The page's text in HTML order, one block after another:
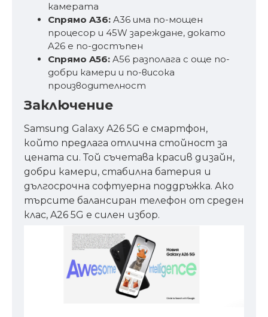
камерата
Спрямо A36: A36 има по-мощен
процесор и 45W зареждане, докато
A26 е по-достъпен
Спрямо A56: A56 разполага с още по-
добри камери и по-висока
производителност
Заключение
Samsung Galaxy A26 5G е смартфон,
който предлага отлична стойност за
цената си. Той съчетава красив дизайн,
добри камери, стабилна батерия и
дългосрочна софтуерна поддръжка. Ако
търсите балансиран телефон от среден
клас, A26 5G е силен избор.